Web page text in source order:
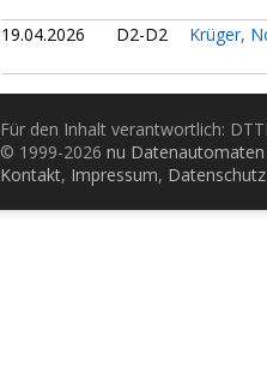
19.04.2026 D2-D2 Krüger,
Für den Inhalt verantwortlich:
© 1999-2026 nu
Kontakt, Impressum, Datenschutz